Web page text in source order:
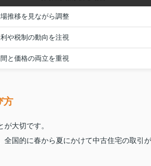
推移を見ながら調整
や税制の動向を注視
と価格の両立を重視
方
大切です。
国的に春から夏にかけて中古住宅の取引が